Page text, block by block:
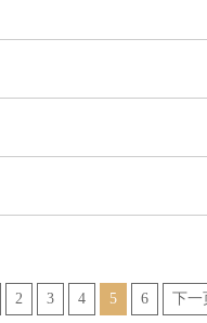
2 3 4 5 6 下一